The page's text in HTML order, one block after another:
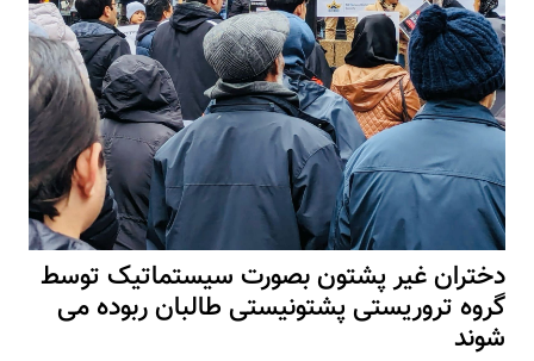
دختران غیر پشتون بصورت سیستماتیک توسط
گروه تروریستی پشتونیستی طالبان ربوده می
شوند